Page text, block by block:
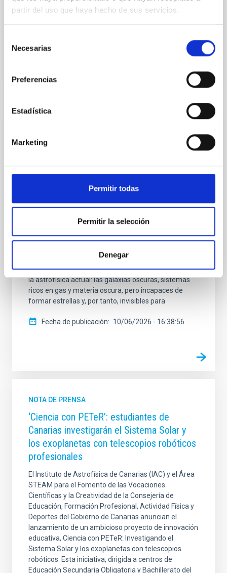
partir del uso que haya hecho de sus servicios.
Necesarias
Preferencias
Estadística
Marketing
Permitir todas
Permitir la selección
Denegar
explotación de telescopios y un sólido marco legal
que protege sus cielos oscuros. En su reunión del 27
de noviembre de 2025
Fecha de publicación
Las galaxias que no brillan: simulaciones
universo cercano
El Instituto de Astrofísica de Canarias y la Universidad
sobre galaxias oscuras. La doctoranda de la ULL
supervisores de tesis Arianna Di Cintio y Sébastien
Comerón, ambos profesores en el Departamento de
presenta en Astronomy & Astrophysics un estudio
pionero sobre uno de los objetos más intrigantes de
la astrofísica actual: las galaxias oscuras, sistemas
ricos en gas y materia oscura, pero incapaces de
formar estrellas y, por tanto, invisibles para
Fecha de publicación 10/06/2026 - 16:38:56
NOTA DE PRENSA
‘Ciencia con PETeR’: estudiantes de
Canarias investigarán el Sistema Solar y
los exoplanetas con telescopios robóticos
profesionales
El Instituto de Astrofísica de Canarias (IAC) y el Área
STEAM para el Fomento de las Vocaciones
Científicas y la Creatividad de la Consejería de
Educación, Formación Profesional, Actividad Física y
Deportes del Gobierno de Canarias anuncian el
lanzamiento de un ambicioso proyecto de innovación
educativa, Ciencia con PETeR: Investigando el
Sistema Solar y los exoplanetas con telescopios
robóticos. Esta iniciativa, dirigida a centros de
Educación Secundaria Obligatoria y Bachillerato del